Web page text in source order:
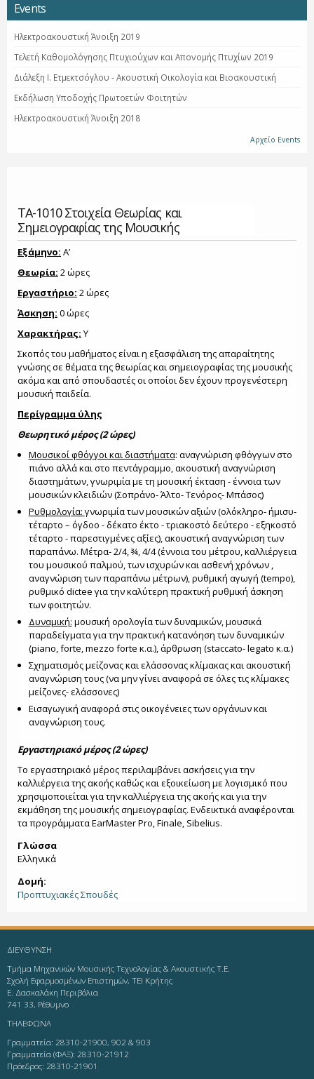
Events
Ηλεκτροακουστική Άνοιξη 2019
Τελετή Καθομολόγησης Πτυχιούχων και Απονομής Πτυχίων 2019
Διάλεξη Ι. Ετμεκτσόγλου - Ακουστική Οικολογία και Βιοακουστική
Εκδήλωση Υποδοχής Πρωτοετών Φοιτητών
Ηλεκτροακουστική Άνοιξη 2018
Αρχείο Events
ΤΑ-1010 Στοιχεία Θεωρίας και
Σημειογραφίας της Μουσικής
Εξάμηνο: Α’
Θεωρία: 2 ώρες
Εργαστήριο: 2 ώρες
Άσκηση: 0 ώρες
Χαρακτήρας: Υ
Σκοπός του μαθήματος είναι η εξασφάλιση της απαραίτητης
γνώσης σε θέματα της θεωρίας και σημειογραφίας της μουσικής
ακόμα και από σπουδαστές οι οποίοι δεν έχουν προγενέστερη
μουσική παιδεία.
Περίγραμμα ύλης
Θεωρητικό μέρος (2 ώρες)
Μουσικοί φθόγγοι και διαστήματα: αναγνώριση φθόγγων στο
πιάνο αλλά και στο πεντάγραμμο, ακουστική αναγνώριση
διαστημάτων, γνωριμία με τη μουσική έκταση - έννοια των
μουσικών κλειδιών (Σοπράνο- Άλτο- Τενόρος- Μπάσος)
Ρυθμολογία:γνωριμία των μουσικών αξιών (ολόκληρο- ήμισυ-
τέταρτο – όγδοο - δέκατο έκτο - τριακοστό δεύτερο - εξηκοστό
τέταρτο - παρεστιγμένες αξίες), ακουστική αναγνώριση των
παραπάνω. Μέτρα- 2/4, ¾, 4/4 (έννοια του μέτρου, καλλιέργεια
του μουσικού παλμού, των ισχυρών και ασθενή χρόνων ,
αναγνώριση των παραπάνω μέτρων), ρυθμική αγωγή (tempo),
ρυθμικό dicteeγια την καλύτερη πρακτική ρυθμική άσκηση
των φοιτητών.
Δυναμική: μουσική ορολογία των δυναμικών, μουσικά
παραδείγματα για την πρακτική κατανόηση των δυναμικών
(piano, forte, mezzo forte κ.α.), άρθρωση (staccato- legato κ.α.)
Σχηματισμός μείζονας και ελάσσονας κλίμακας και ακουστική
αναγνώριση τους (να μην γίνει αναφορά σε όλες τις κλίμακες
μείζονες- ελάσσονες)
Εισαγωγική αναφορά στις οικογένειες των οργάνων και
αναγνώριση τους.
Εργαστηριακό μέρος (2 ώρες)
Το εργαστηριακό μέρος περιλαμβάνει ασκήσεις για την
καλλιέργεια της ακοής καθώς και εξοικείωση με λογισμικό που
χρησιμοποιείται για την καλλιέργεια της ακοής και για την
εκμάθηση της μουσικής σημειογραφίας. Ενδεικτικά αναφέρονται
τα προγράμματαEarMasterPro,Finale, Sibelius.
Γλώσσα
Ελληνικά
Δομή:
Προπτυχιακές Σπουδές
ΔΙΕΥΘΥΝΣΗ
Τμήμα Μηχανικών Μουσικής Τεχνολογίας & Ακουστικής Τ.Ε.
Σχολή Εφαρμοσμένων Επιστημών, ΤΕΙ Κρήτης
Ε. Δασκαλάκη Περιβόλια
741 33, Ρέθυμνο
ΤΗΛΕΦΩΝΑ
Γραμματεία: 28310-21900, 902 & 903
Γραμματεία (ΦΑΞ): 28310-21912
Πρόεδρος: 28310-21901